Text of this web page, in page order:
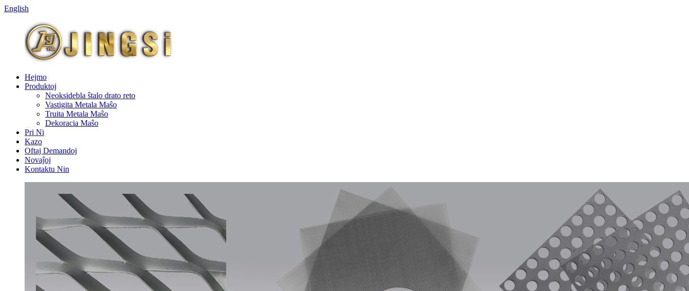
English
Hejmo
Produktoj
Neoksidebla ŝtalo drato reto
Vastigita Metala Maŝo
Truita Metala Maŝo
Dekoracia Maŝo
Pri Ni
Kazo
Oftaj Demandoj
Novaĵoj
Kontaktu Nin